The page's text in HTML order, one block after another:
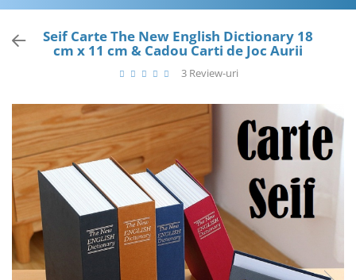
Bratari
Coliere
Destinatari
Bijuterii Femei
Bijuterii Copii
Bijuterii Mirese
Selectii
Reduceri
Cele mai noi
Cele mai vandute
Seif Carte The New English Dictionary 18
cm x 11 cm & Cadou Carti de Joc Aurii
3 Review-uri